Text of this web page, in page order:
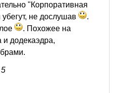
"Корпоративная
убегут, не дослушав
.
. Похожее на
додекаэдра,